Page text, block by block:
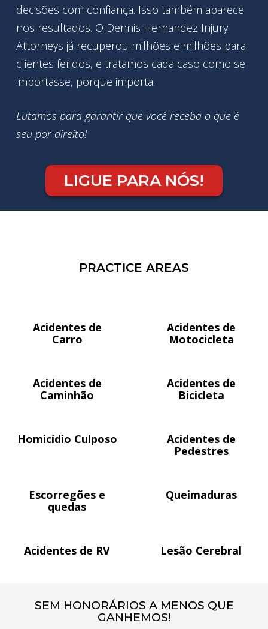
decisões com confiança. Isso também aparece
nos resultados. O Dennis Hernandez Injury
Attorneys já recuperou milhões e milhões para
clientes feridos, e tratamos cada caso como se
importasse, porque importa.
Lutamos para garantir que você receba o que é
seu por direito!
LIGUE PARA NÓS!
PRACTICE AREAS
Acidentes de
Carro
Acidentes de
Motocicleta
Acidentes de
Caminhão
Acidentes de
Bicicleta
Homicídio Culposo
Acidentes de
Pedestres
Escorregões e
quedas
Queimaduras
Acidentes de RV Lesão Cerebral
SEM HONORÁRIOS A MENOS QUE
GANHEMOS!